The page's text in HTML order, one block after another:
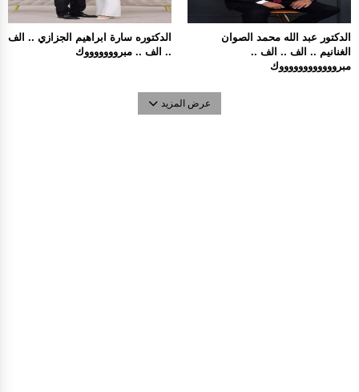
الدكتوره سارة ابراهيم الجزازي .. الف
.. الف .. مبروووووووك
الدكتور عبد الله محمد الصوان
الغنانيم .. الف .. الف ..
مبرووووووووووووك
عرض المزيد